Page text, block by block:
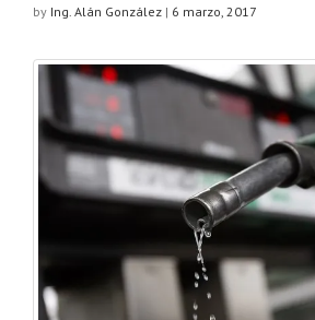
by Ing. Alán González | 6 marzo, 2017